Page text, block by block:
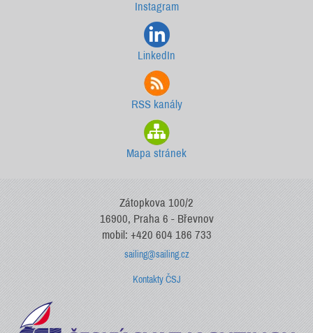
Instagram
LinkedIn
RSS kanály
Mapa stránek
Zátopkova 100/2
16900, Praha 6 - Břevnov
mobil: +420 604 186 733
sailing@sailing.cz
Kontakty ČSJ